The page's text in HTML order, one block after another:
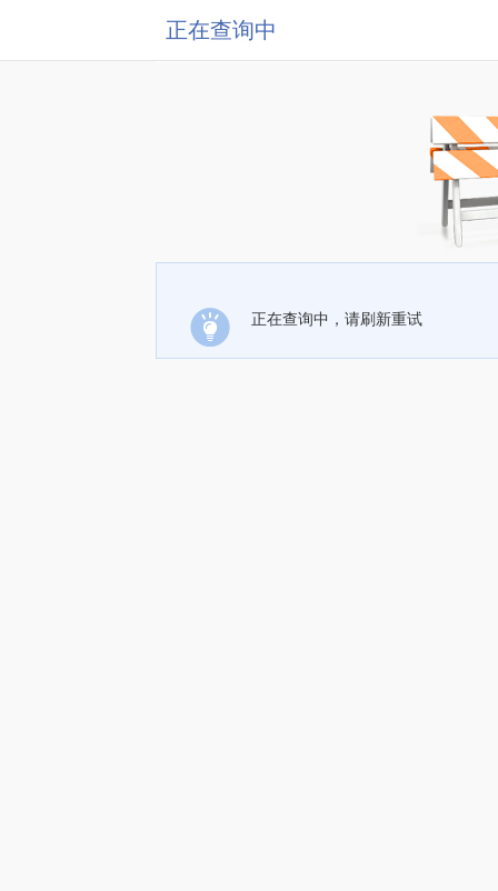
正在查询中
正在查询中，请刷新重试